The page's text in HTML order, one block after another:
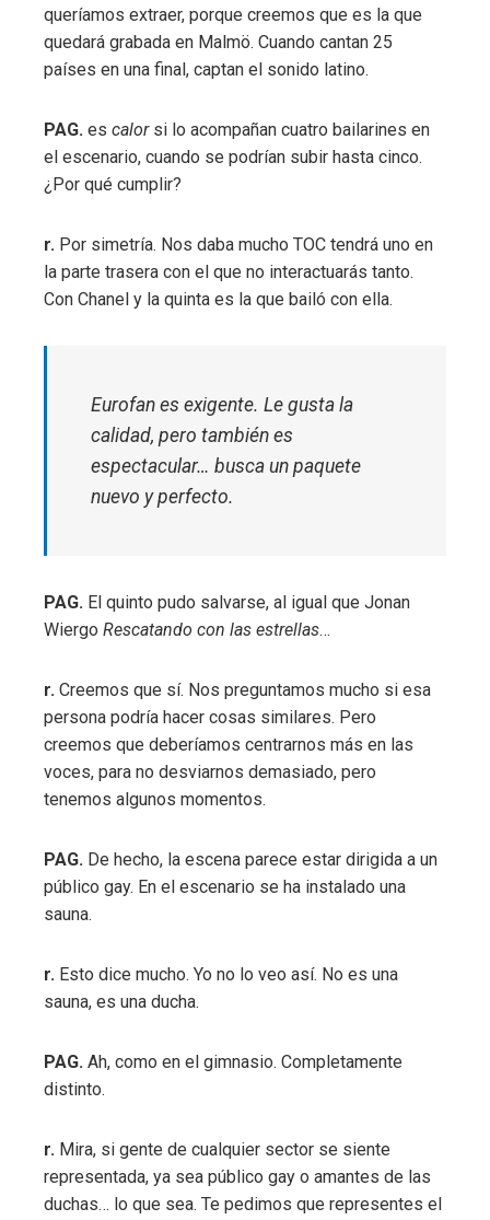
queríamos extraer, porque creemos que es la que
quedará grabada en Malmö. Cuando cantan 25
países en una final, captan el sonido latino.
PAG. es calorsi lo acompañan cuatro bailarines en
el escenario, cuando se podrían subir hasta cinco.
¿Por qué cumplir?
r. Por simetría. Nos daba mucho TOC tendrá uno en
la parte trasera con el que no interactuarás tanto.
Con Chanel y la quinta es la que bailó con ella.
Eurofan es exigente. Le gusta la
calidad, pero también es
espectacular… busca un paquete
nuevo y perfecto.
PAG. El quinto pudo salvarse, al igual que Jonan
Wiergo Rescatando con las estrellas…
r. Creemos que sí. Nos preguntamos mucho si esa
persona podría hacer cosas similares. Pero
creemos que deberíamos centrarnos más en las
voces, para no desviarnos demasiado, pero
tenemos algunos momentos.
PAG. De hecho, la escena parece estar dirigida a un
público gay. En el escenario se ha instalado una
sauna.
r. Esto dice mucho. Yo no lo veo así. No es una
sauna, es una ducha.
PAG. Ah, como en el gimnasio. Completamente
distinto.
r. Mira, si gente de cualquier sector se siente
representada, ya sea público gay o amantes de las
duchas… lo que sea. Te pedimos que representes el